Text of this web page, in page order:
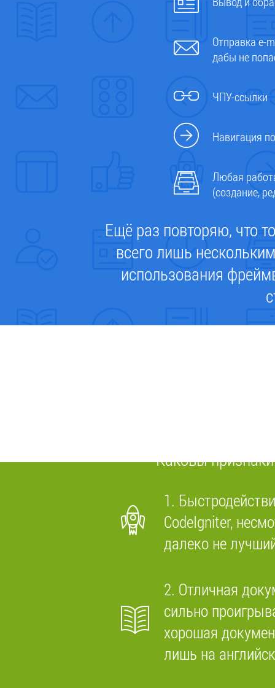
Отправка e-
дабы не
ЧПУ-ссылки
Навигация
Любая
(создание,
Ещё раз повторяю, что
всего лишь
использования
Каковы
1.
CodeIgniter,
далеко не
2. Отличная
сильно
хорошая
лишь на